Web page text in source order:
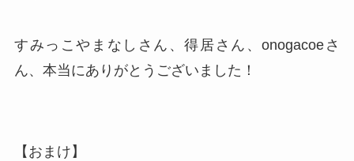
すみっこやまなしさん、得居さん、onogacoeさ
ん、本当にありがとうございました！
【おまけ】